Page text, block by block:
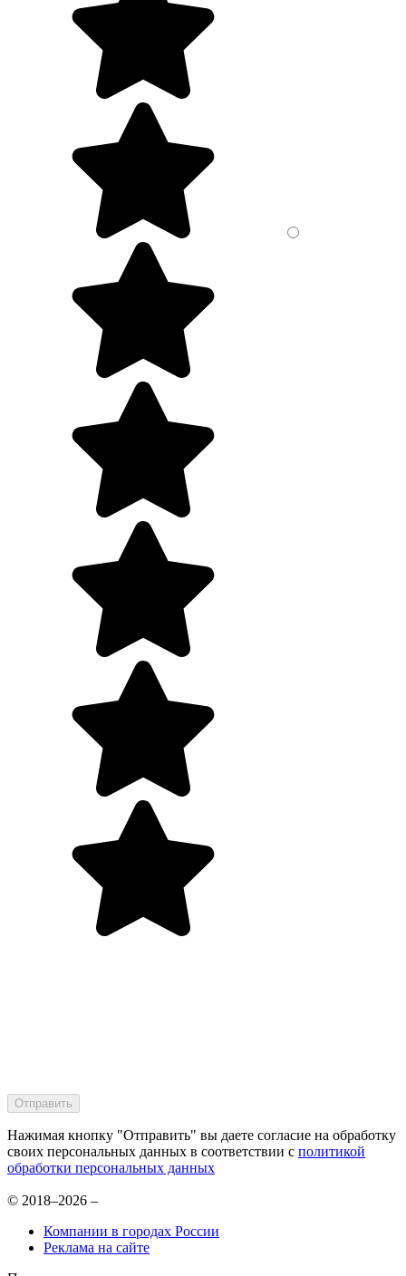
Нажимая кнопку "Отправить" вы даете согласие на обработку
своих персональных данных в соответствии с политикой
обработки персональных данных
© 2018–2026 –
Компании в городах России
Реклама на сайте